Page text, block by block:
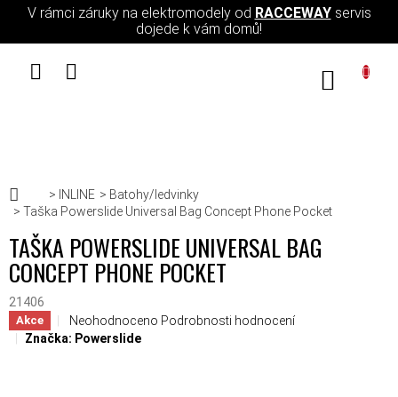
Přejít na obsah
V rámci záruky na elektromodely od RACCEWAYservis
dojede k vám domů!
DomůINLINE
Batohy/ledvinky
Taška Powerslide Universal Bag Concept Phone Pocket
TAŠKA POWERSLIDE UNIVERSAL BAG
CONCEPT PHONE POCKET
21406
Akce Průměrné hodnocení produktu je 0,0 z 5 hvězdiček.
Neohodnoceno Podrobnosti hodnocení
Značka: Powerslide